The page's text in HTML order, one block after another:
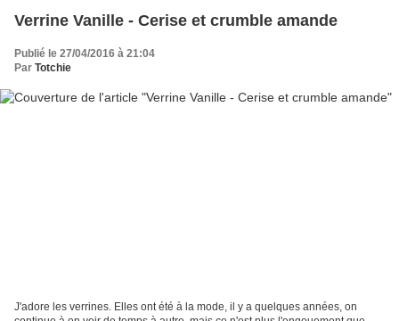
Verrine Vanille - Cerise et crumble amande
Publié le 27/04/2016 à 21:04
Par Totchie
J'adore les verrines. Elles ont été à la mode, il y a quelques années, on